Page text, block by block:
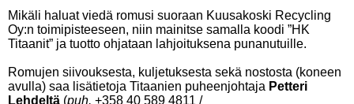
Mikäli haluat viedä romusi suoraan Kuusakoski Recycling
Oy:n toimipisteeseen, niin mainitse samalla koodi ”HK
Titaanit” ja tuotto ohjataan lahjoituksena punanutuille.
Romujen siivouksesta, kuljetuksesta sekä nostosta (koneen
avulla) saa lisätietoja Titaanien puheenjohtaja Petteri
Lehdeltä (puh. +358 40 589 4811 /